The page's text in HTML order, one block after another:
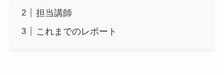
担当講師
これまでのレポート